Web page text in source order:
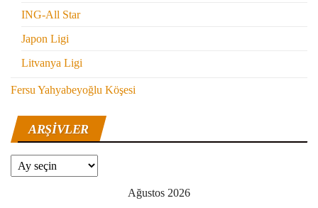
ING-All Star
Japon Ligi
Litvanya Ligi
Fersu Yahyabeyoğlu Köşesi
ARŞIVLER
Arşivler
Ağustos 2026